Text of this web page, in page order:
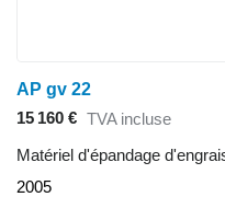
AP gv 22
15 160 € TVA incluse
Matériel d'épandage
2005